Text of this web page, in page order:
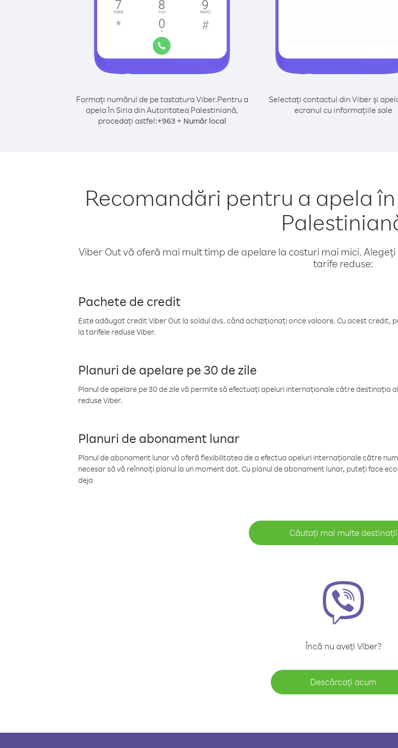
Formați numărul de pe tastatura Viber.Pentru a
apela în Siria din Autoritatea Palestiniană,
procedați astfel:+963+ Număr local
Selectați contactul din Viber și
ecranul cu informațiile sale
Recomandări pentru a apela
Viber Out vă oferă mai mult timp de apelare la costuri mai mici.
tarife reduse:
Pachete de credit
Este adăugat credit Viber Out la soldul dvs. când achiziționați orice valoare. Cu acest credit,
la tarifele reduse Viber.
Planuri de apelare pe 30 de zile
Planul de apelare pe 30 de zile vă permite să efectuați apeluri internaționale către destinația
reduse Viber.
Planuri de abonament lunar
Planul de abonament lunar vă oferă flexibilitatea de a efectua apeluri internaționale către
necesar să vă reînnoiți planul la un moment dat. Cu planul de abonament lunar, puteți face
deja
Căutați mai multe destinații
Încă nu aveți Viber?
Descărcați acum